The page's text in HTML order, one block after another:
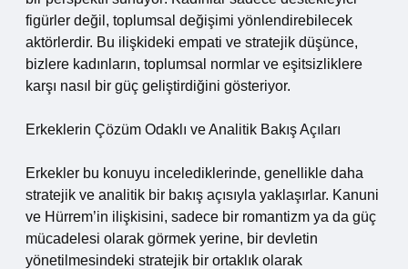
figürler değil, toplumsal değişimi yönlendirebilecek
aktörlerdir. Bu ilişkideki empati ve stratejik düşünce,
bizlere kadınların, toplumsal normlar ve eşitsizliklere
karşı nasıl bir güç geliştirdiğini gösteriyor.
Erkeklerin Çözüm Odaklı ve Analitik Bakış Açıları
Erkekler bu konuyu incelediklerinde, genellikle daha
stratejik ve analitik bir bakış açısıyla yaklaşırlar. Kanuni
ve Hürrem’in ilişkisini, sadece bir romantizm ya da güç
mücadelesi olarak görmek yerine, bir devletin
yönetilmesindeki stratejik bir ortaklık olarak